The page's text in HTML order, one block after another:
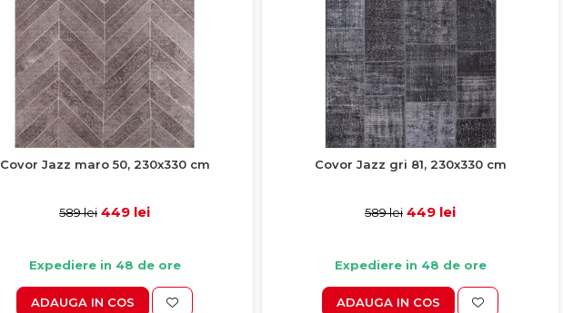
Covor Jazz maro 50, 230x330 cm
589 lei 449 lei
Expediere in 48 de ore
ADAUGA IN COS
Covor Jazz gri 81, 230x330 cm
589 lei 449 lei
Expediere in 48 de ore
ADAUGA IN COS